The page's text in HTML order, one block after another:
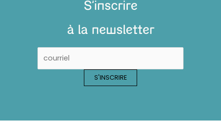
S'inscrire
à la newsletter